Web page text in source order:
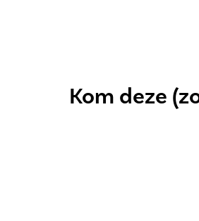
Kom deze